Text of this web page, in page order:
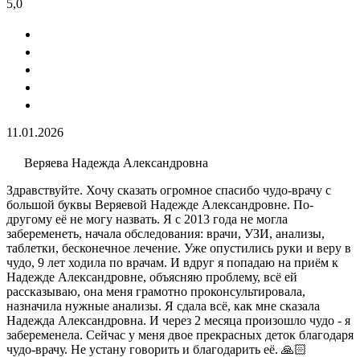
5,0
11.01.2026
Веряева Надежда Александровна
Здравствуйте. Хочу сказать огромное спасибо чудо-врачу с
большой буквы Веряевой Надежде Александровне. По-
другому её не могу назвать. Я с 2013 года не могла
забеременеть, начала обследования: врачи, УЗИ​, анализы​,
таблетки, бесконечное лечение. Уже опустились руки и веру в
чудо, 9 лет ходила по врачам. И вдруг я попадаю на приём к
Надежде Александровне, объясняю проблему, всё ей
рассказываю, она меня грамотно проконсультировала,
назначила нужные анализы. Я сдала всё, как мне сказала
Надежда Александровна. И через 2 месяца произошло чудо - я
забеременела. Сейчас у меня двое прекрасных деток благодаря
чудо-врачу. Не устану говорить и благодарить её. 🙏🏻